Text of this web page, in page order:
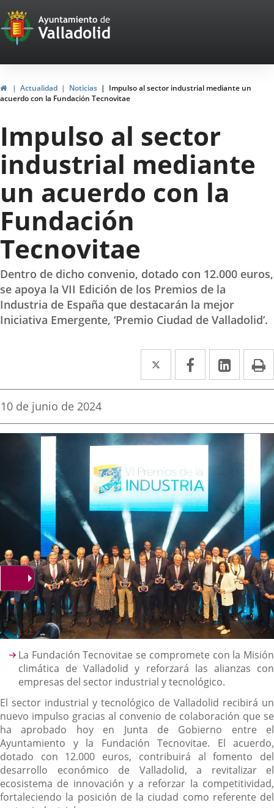
Portal
Web
del
Ayuntamiento
de
Valladolid
HomeActualidad Noticias
Impulso al sector industrial mediante un
acuerdo con la Fundación Tecnovitae
Impulso al sector
industrial mediante
un acuerdo con la
Fundación
Tecnovitae
Dentro de dicho convenio, dotado con 12.000 euros,
se apoya la VII Edición de los Premios de la
Industria de España que destacarán la mejor
Iniciativa Emergente, ‘Premio Ciudad de Valladolid’.
Twitter
Enlace
a
aplicación
externa.
Facebook
Enlace
a
aplicación
externa.
Enlace
a
Fecha
la
noticia
10 de junio de 2024
Descripción
La Fundación Tecnovitae se compromete con la Misión
climática de Valladolid y reforzará las alianzas con
empresas del sector industrial y tecnológico.
El sector industrial y tecnológico de Valladolid recibirá un
nuevo impulso gracias al convenio de colaboración que se
ha aprobado hoy en Junta de Gobierno entre el
Ayuntamiento y la Fundación Tecnovitae. El acuerdo,
dotado con 12.000 euros, contribuirá al fomento del
desarrollo económico de Valladolid, a revitalizar el
ecosistema de innovación y a reforzar la competitividad,
fortaleciendo la posición de la ciudad como referente del